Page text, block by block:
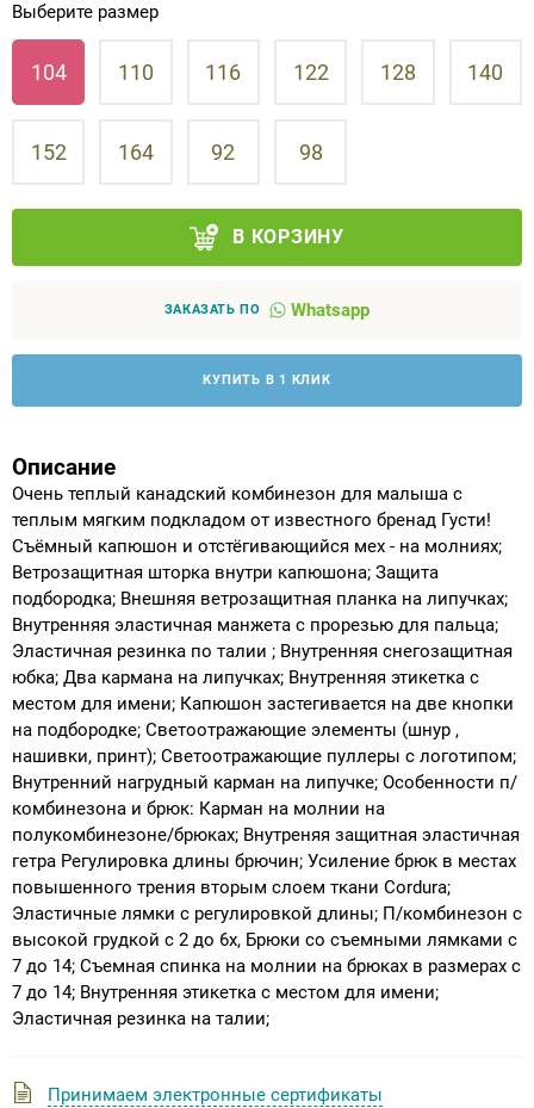
Выберите размер
104 110 116 122 128 140
152 164 92 98
В КОРЗИНУ
ЗАКАЗАТЬ ПО Whatsapp
КУПИТЬ В 1 КЛИК
Описание
Очень теплый канадский комбинезон для малыша с
теплым мягким подкладом от известного бренад Густи!
Съёмный капюшон и отстёгивающийся мех - на молниях;
Ветрозащитная шторка внутри капюшона; Защита
подбородка; Внешняя ветрозащитная планка на липучках;
Внутренняя эластичная манжета с прорезью для пальца;
Эластичная резинка по талии ; Внутренняя снегозащитная
юбка; Два кармана на липучках; Внутренняя этикетка с
местом для имени; Капюшон застегивается на две кнопки
на подбородке; Светоотражающие элементы (шнур ,
нашивки, принт); Светоотражающие пуллеры с логотипом;
Внутренний нагрудный карман на липучке; Особенности п/
комбинезона и брюк: Карман на молнии на
полукомбинезоне/брюках; Внутреняя защитная эластичная
гетра Регулировка длины брючин; Усиление брюк в местах
повышенного трения вторым слоем ткани Cordura;
Эластичные лямки с регулировкой длины; П/комбинезон с
высокой грудкой с 2 до 6х, Брюки со съемными лямками с
7 до 14; Съемная спинка на молнии на брюках в размерах с
7 до 14; Внутренняя этикетка с местом для имени;
Эластичная резинка на талии;
Принимаем электронные сертификаты
Аппараты на суставы
Санитарные приспособления для
ОПОРЫ, ВЕРТИКАЛИЗАТОРЫ, Оборудование